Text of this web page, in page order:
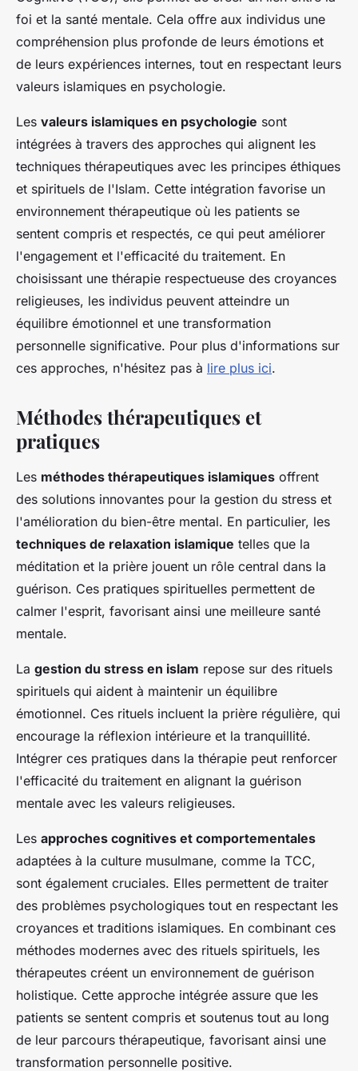
foi et la santé mentale. Cela offre aux individus une
compréhension plus profonde de leurs émotions et
de leurs expériences internes, tout en respectant leurs
valeurs islamiques en psychologie.
Les valeurs islamiques en psychologie sont
intégrées à travers des approches qui alignent les
techniques thérapeutiques avec les principes éthiques
et spirituels de l'Islam. Cette intégration favorise un
environnement thérapeutique où les patients se
sentent compris et respectés, ce qui peut améliorer
l'engagement et l'efficacité du traitement. En
choisissant une thérapie respectueuse des croyances
religieuses, les individus peuvent atteindre un
équilibre émotionnel et une transformation
personnelle significative. Pour plus d'informations sur
ces approches, n'hésitez pas à lire plus ici.
Méthodes thérapeutiques et
pratiques
Les méthodes thérapeutiques islamiques offrent
des solutions innovantes pour la gestion du stress et
l'amélioration du bien-être mental. En particulier, les
techniques de relaxation islamique telles que la
méditation et la prière jouent un rôle central dans la
guérison. Ces pratiques spirituelles permettent de
calmer l'esprit, favorisant ainsi une meilleure santé
mentale.
La gestion du stress en islam repose sur des rituels
spirituels qui aident à maintenir un équilibre
émotionnel. Ces rituels incluent la prière régulière, qui
encourage la réflexion intérieure et la tranquillité.
Intégrer ces pratiques dans la thérapie peut renforcer
l'efficacité du traitement en alignant la guérison
mentale avec les valeurs religieuses.
Les approches cognitives et comportementales
adaptées à la culture musulmane, comme la TCC,
sont également cruciales. Elles permettent de traiter
des problèmes psychologiques tout en respectant les
croyances et traditions islamiques. En combinant ces
méthodes modernes avec des rituels spirituels, les
thérapeutes créent un environnement de guérison
holistique. Cette approche intégrée assure que les
patients se sentent compris et soutenus tout au long
de leur parcours thérapeutique, favorisant ainsi une
transformation personnelle positive.